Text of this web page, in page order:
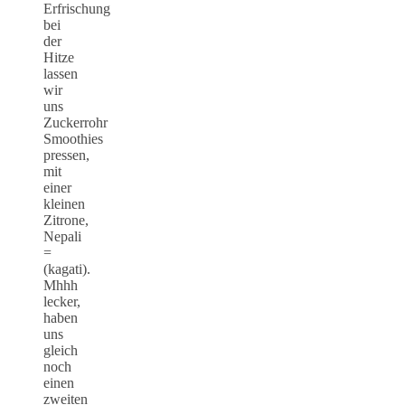
Erfrischung
bei
der
Hitze
lassen
wir
uns
Zuckerrohr
Smoothies
pressen,
mit
einer
kleinen
Zitrone,
Nepali
=
(kagati).
Mhhh
lecker,
haben
uns
gleich
noch
einen
zweiten